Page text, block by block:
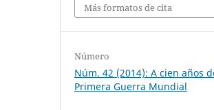
Más formatos de cita
Número
Núm. 42 (2014): A cien años
Primera Guerra Mundial